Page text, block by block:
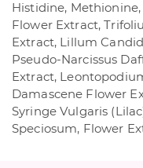
Histidine,
Flower Extract,
Extract, Lillum
Pseudo-Narcissus
Extract,
Damascene Flower
Syringe Vulgaris
Speciosum, Flower